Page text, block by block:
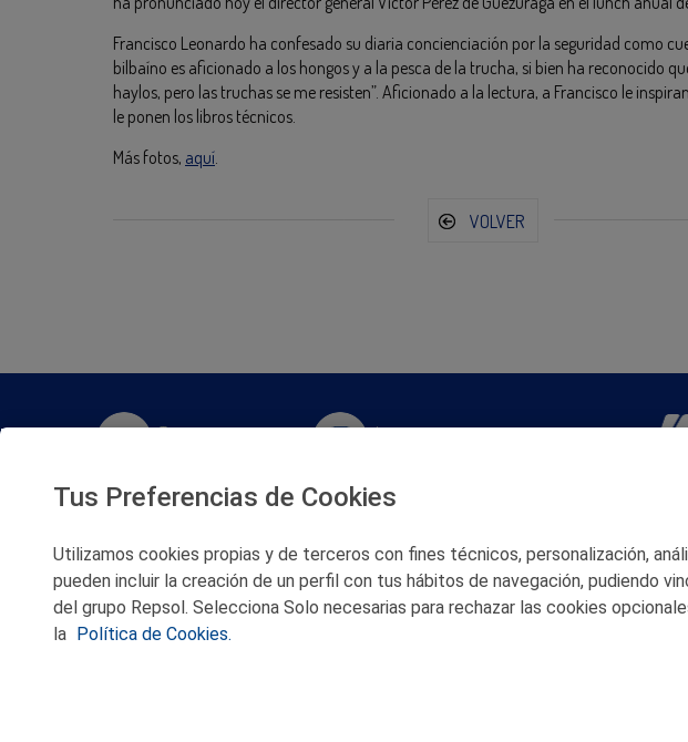
Francisco Leonardo ha confesado su diaria concienciación por la seguridad como
bilbaíno es aficionado a los hongos y a la pesca de la trucha, si bien ha reconocido
haylos, pero las truchas se me resisten”. Aficionado a la lectura, a Francisco le
le ponen los libros técnicos.
Más fotos, aquí
VOLVER
Twitter
Facebook
Youtube
Flickr
Instagram
Slideshare
Soundcloud ©
Tus Preferencias de Cookies
Utilizamos cookies propias y de terceros con fines técnicos, personalización,
pueden incluir la creación de un perfil con tus hábitos de navegación, pudiendo
del grupo Repsol. Selecciona Solo necesarias para rechazar las cookies
la Política de Cookies.